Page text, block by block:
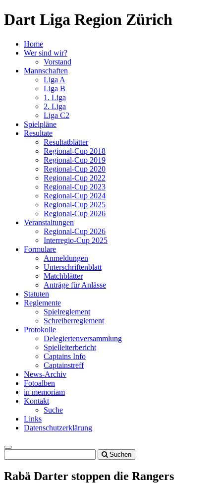
Dart Liga Region Zürich
Home
Wer sind wir?
Vorstand
Mannschaften
Liga A
Liga B
1. Liga
2. Liga
Liga C2
Spielpläne
Resultate
Resultatblätter
Regional-Cup 2018
Regional-Cup 2019
Regional-Cup 2020
Regional-Cup 2022
Regional-Cup 2023
Regional-Cup 2024
Regional-Cup 2025
Regional-Cup 2026
Veranstaltungen
Regional-Cup 2026
Interregio-Cup 2025
Formulare
Anmeldungen
Unterschriftenblatt
Matchblätter
Anträge für Anlässe
Statuten
Reglemente
Spielreglement
Schreiberreglement
Protokolle
Delegiertenversammlung
Spielleiterbericht
Captains Info
Captainstreff
News-Archiv
Fotoalben
in memoriam
Kontakt
Suche
Links
Datenschutzerklärung
Toggle
navigation
Suchen
Rabä Darter stoppen die Rangers